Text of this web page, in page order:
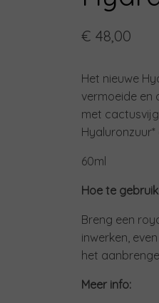
€ 48,00
Het nieuwe
vermoeide en
met
60ml
Hoe te
Breng een
inwerken,
het
Meer info: